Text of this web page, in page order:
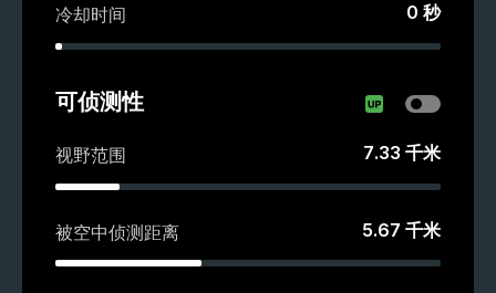
冷却时间 0 秒
可侦测性
视野范围 7.33 千米
被空中侦测距离 5.67 千米